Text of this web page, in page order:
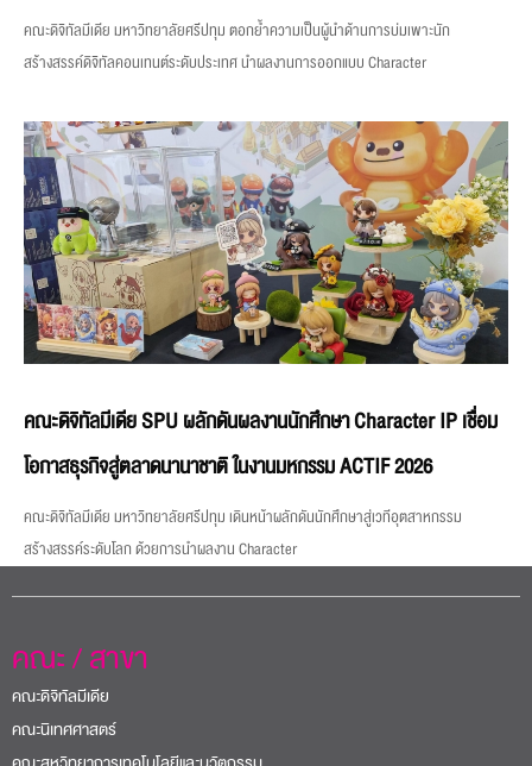
คณะดิจิทัลมีเดีย มหาวิทยาลัยศรีปทุม ตอกย้ำความเป็นผู้นำด้านการบ่มเพาะนัก
สร้างสรรค์ดิจิทัลคอนเทนต์ระดับประเทศ นำผลงานการออกแบบ Character
คณะดิจิทัลมีเดีย SPU ผลักดันผลงานนักศึกษา Character IP เชื่อม
โอกาสธุรกิจสู่ตลาดนานาชาติ ในงานมหกรรม ACTIF 2026
คณะดิจิทัลมีเดีย มหาวิทยาลัยศรีปทุม เดินหน้าผลักดันนักศึกษาสู่เวทีอุตสาหกรรม
สร้างสรรค์ระดับโลก ด้วยการนำผลงาน Character
คณะ / สาขา
คณะดิจิทัลมีเดีย
คณะนิเทศศาสตร์